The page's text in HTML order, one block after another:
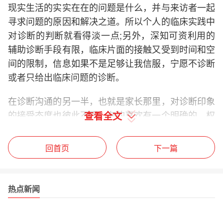
现实生活的实实在在的问题是什么，并与来访者一起
寻求问题的原因和解决之道。所以个人的临床实践中
对诊断的判断就看得淡一点;另外，深知可资利用的
辅助诊断手段有限，临床片面的接触又受到时间和空
间的限制，信息如果不是足够让我信服，宁愿不诊断
或者只给出临床问题的诊断。
在诊断沟通的另一半，也就是家长那里，对诊断印象
的接受态度也彼此不同，有的喜欢有一个明确的、权
模糊、不确切的印象较为耐受而反感快速下判断的医
生;还有的，总是追求与医生诊断向左的证据并且不
对这个标签很在意，需要从医患双方的角度个体化地
查看全文
回首页 下一篇
热点新闻